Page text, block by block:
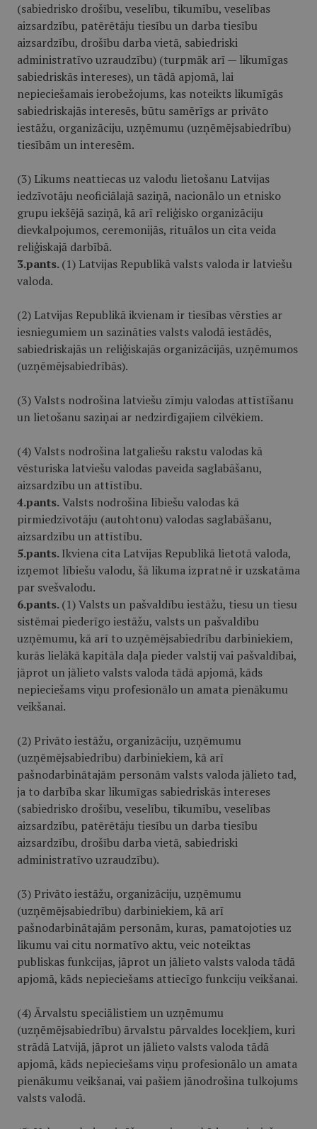
(sabiedrisko drošību, veselību, tikumību, veselības
aizsardzību, patērētāju tiesību un darba tiesību
aizsardzību, drošību darba vietā, sabiedriski
administratīvo uzraudzību) (turpmāk arī — likumīgas
sabiedriskās intereses), un tādā apjomā, lai
nepieciešamais ierobežojums, kas noteikts likumīgās
sabiedriskajās interesēs, būtu samērīgs ar privāto
iestāžu, organizāciju, uzņēmumu (uzņēmējsabiedrību)
tiesībām un interesēm.
(3) Likums neattiecas uz valodu lietošanu Latvijas
iedzīvotāju neoficiālajā saziņā, nacionālo un etnisko
grupu iekšējā saziņā, kā arī reliģisko organizāciju
dievkalpojumos, ceremonijās, rituālos un cita veida
reliģiskajā darbībā.
3.pants.(1) Latvijas Republikā valsts valoda ir latviešu
valoda.
(2) Latvijas Republikā ikvienam ir tiesības vērsties ar
iesniegumiem un sazināties valsts valodā iestādēs,
sabiedriskajās un reliģiskajās organizācijās, uzņēmumos
(uzņēmējsabiedrībās).
(3) Valsts nodrošina latviešu zīmju valodas attīstīšanu
un lietošanu saziņai ar nedzirdīgajiem cilvēkiem.
(4) Valsts nodrošina latgaliešu rakstu valodas kā
vēsturiska latviešu valodas paveida saglabāšanu,
aizsardzību un attīstību.
4.pants.Valsts nodrošina lībiešu valodas kā
pirmiedzīvotāju (autohtonu) valodas saglabāšanu,
aizsardzību un attīstību.
5.pants.Ikviena cita Latvijas Republikā lietotā valoda,
izņemot lībiešu valodu, šā likuma izpratnē ir uzskatāma
par svešvalodu.
6.pants.(1) Valsts un pašvaldību iestāžu, tiesu un tiesu
sistēmai piederīgo iestāžu, valsts un pašvaldību
uzņēmumu, kā arī to uzņēmējsabiedrību darbiniekiem,
kurās lielākā kapitāla daļa pieder valstij vai pašvaldībai,
jāprot un jālieto valsts valoda tādā apjomā, kāds
nepieciešams viņu profesionālo un amata pienākumu
veikšanai.
(2) Privāto iestāžu, organizāciju, uzņēmumu
(uzņēmējsabiedrību) darbiniekiem, kā arī
pašnodarbinātajām personām valsts valoda jālieto tad,
ja to darbība skar likumīgas sabiedriskās intereses
(sabiedrisko drošību, veselību, tikumību, veselības
aizsardzību, patērētāju tiesību un darba tiesību
aizsardzību, drošību darba vietā, sabiedriski
administratīvo uzraudzību).
(3) Privāto iestāžu, organizāciju, uzņēmumu
(uzņēmējsabiedrību) darbiniekiem, kā arī
pašnodarbinātajām personām, kuras, pamatojoties uz
likumu vai citu normatīvo aktu, veic noteiktas
publiskas funkcijas, jāprot un jālieto valsts valoda tādā
apjomā, kāds nepieciešams attiecīgo funkciju veikšanai.
(4) Ārvalstu speciālistiem un uzņēmumu
(uzņēmējsabiedrību) ārvalstu pārvaldes locekļiem, kuri
strādā Latvijā, jāprot un jālieto valsts valoda tādā
apjomā, kāds nepieciešams viņu profesionālo un amata
pienākumu veikšanai, vai pašiem jānodrošina tulkojums
valsts valodā.